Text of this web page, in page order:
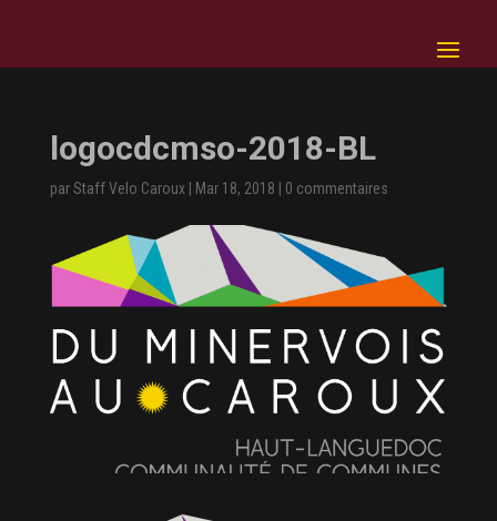
logocdcmso-2018-BL
parStaff Velo Caroux| Mar 18, 2018 0 commentaires